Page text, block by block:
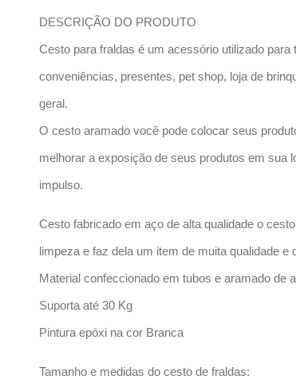
DESCRIÇÃO DO PRODUTO
Cesto para fraldas é um acessório utilizado
conveniências, presentes, pet shop, loja de
geral.
O cesto aramado você pode colocar seus
melhorar a exposição de seus produtos em sua
impulso.
Cesto fabricado em aço de alta qualidade o
limpeza e faz dela um item de muita qualidade e
Material confeccionado em tubos e aramado de
Suporta até 30 Kg
Pintura epóxi na cor Branca
Tamanho e medidas do cesto de fraldas: